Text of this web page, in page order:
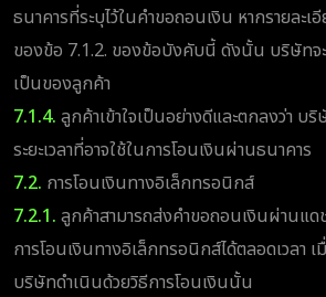
ธนาคารที่ระบุไว้ในคำขอถอนเงิน หากรายละเ
ของข้อ 7.1.2. ของข้อบังคับนี้ ดังนั้น บริษัท
เป็นของลูกค้า
7.1.4. ลูกค้าเข้าใจเป็นอย่างดีและตกลงว่า บ
ระยะเวลาที่อาจใช้ในการโอนเงินผ่านธนาคาร
7.2. การโอนเงินทางอิเล็กทรอนิกส์
7.2.1. ลูกค้าสามารถส่งคำขอถอนเงินผ่านแด
การโอนเงินทางอิเล็กทรอนิกส์ได้ตลอดเวลา
บริษัทดำเนินด้วยวิธีการโอนเงินนั้น